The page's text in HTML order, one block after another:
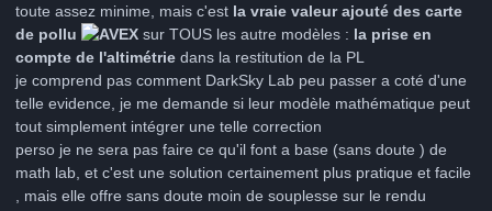
toute assez minime, mais c'est la vraie valeur ajouté des carte
de pollu
sur TOUS les autre modèles : la prise en
compte de l'altimétrie dans la restitution de la PL
je comprend pas comment DarkSky Lab peu passer a coté d'une
telle evidence, je me demande si leur modèle mathématique peut
tout simplement intégrer une telle correction
perso je ne sera pas faire ce qu'il font a base (sans doute ) de
math lab, et c'est une solution certainement plus pratique et facile
, mais elle offre sans doute moin de souplesse sur le rendu